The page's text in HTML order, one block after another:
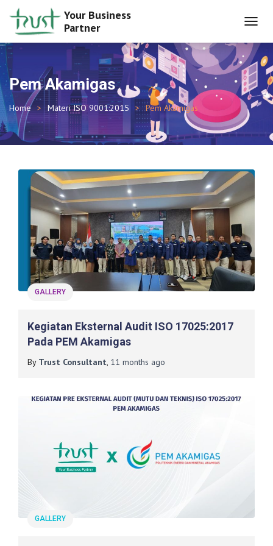
Your Business
Partner
Pem Akamigas
Home Materi ISO 9001:2015 Pem Akamigas
GALLERY
Kegiatan Eksternal Audit ISO 17025:2017
Pada PEM Akamigas
By Trust Consultant, 11 months ago
GALLERY